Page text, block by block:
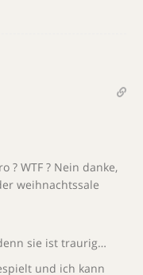
? WTF ? Nein danke,
weihnachtssale
sie ist traurig…
und ich kann